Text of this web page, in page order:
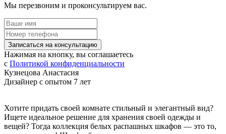
Мы перезвоним и проконсультируем вас.
Записаться на консультацию
Нажимая на кнопку, вы соглашаетесь
с Политикой конфиденциальности
Кузнецова Анастасия
Дизайнер с опытом 7 лет
Хотите придать своей комнате стильный и элегантный вид?
Ищете идеальное решение для хранения своей одежды и
вещей? Тогда коллекция белых распашных шкафов — это то,